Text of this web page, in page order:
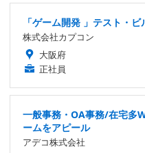
「ゲーム開発 」テスト・
株式会社カプコン
大阪府
正社員
一般事務・OA事務/在宅多
ームをアピール
アデコ株式会社